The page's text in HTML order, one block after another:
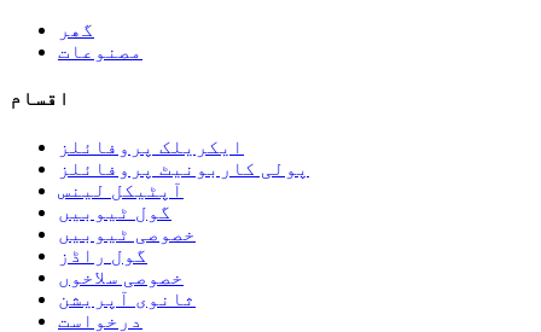
گھر
مصنوعات
اقسام
ایکریلک پروفائلز
پولی کاربونیٹ پروفائلز
آپٹیکل لینس
گول ٹیوبیں
خصوصی ٹیوبیں
گول راڈز
خصوصی سلاخوں
ثانوی آپریشن
درخواست